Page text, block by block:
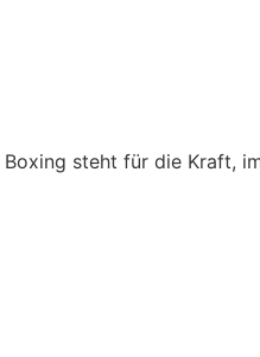
steht für die Kraft,